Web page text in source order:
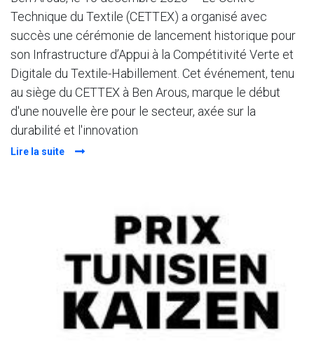
Technique du Textile (CETTEX) a organisé avec
succès une cérémonie de lancement historique pour
son Infrastructure d’Appui à la Compétitivité Verte et
Digitale du Textile-Habillement. Cet événement, tenu
au siège du CETTEX à Ben Arous, marque le début
d'une nouvelle ère pour le secteur, axée sur la
durabilité et l'innovation
Lire la suite